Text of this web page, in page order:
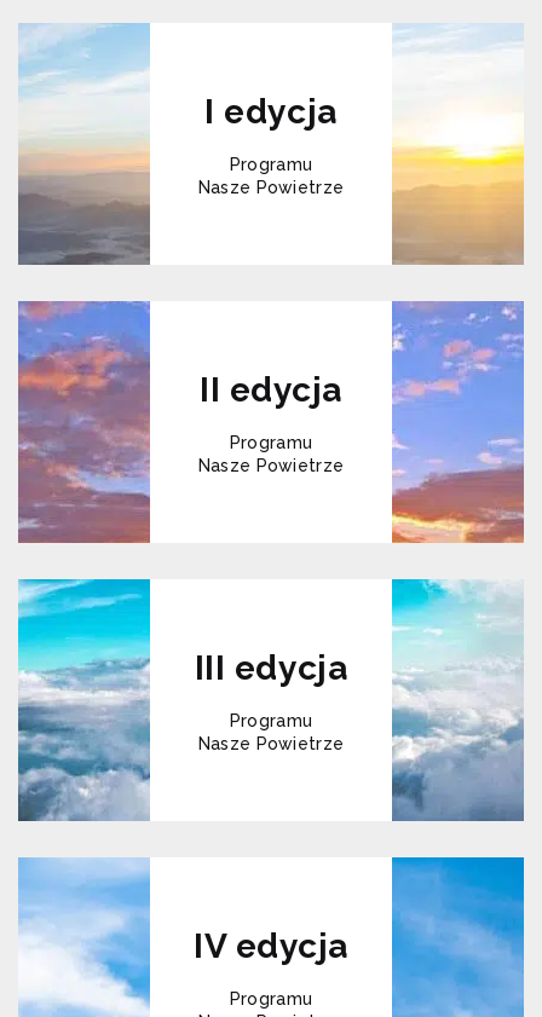
I edycja
Programu
Nasze Powietrze
II edycja
Programu
Nasze Powietrze
III edycja
Programu
Nasze Powietrze
IV edycja
Programu